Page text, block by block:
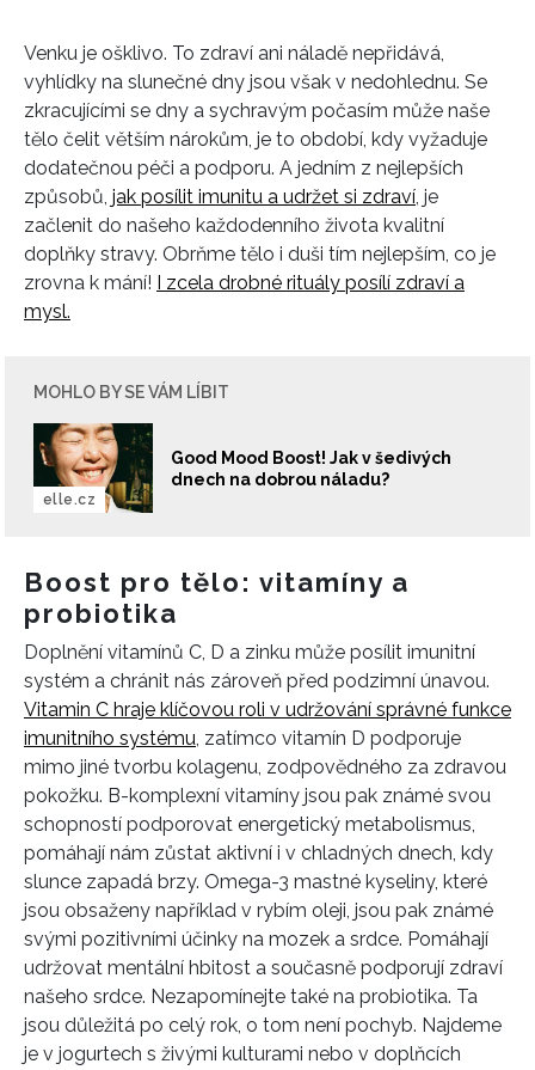
Venku je ošklivo. To zdraví ani náladě nepřidává,
vyhlídky na slunečné dny jsou však v nedohlednu. Se
zkracujícími se dny a sychravým počasím může naše
tělo čelit větším nárokům, je to období, kdy vyžaduje
dodatečnou péči a podporu. A jedním z nejlepších
způsobů, jak posílit imunitu a udržet si zdraví, je
začlenit do našeho každodenního života kvalitní
doplňky stravy. Obrňme tělo i duši tím nejlepším, co je
zrovna k mání! I zcela drobné rituály posílí zdraví a
mysl.
MOHLO BY SE VÁM LÍBIT
Good Mood Boost! Jak v šedivých
dnech na dobrou náladu?
elle.cz
Boost pro tělo: vitamíny a
probiotika
Doplnění vitamínů C, D a zinku může posílit imunitní
systém a chránit nás zároveň před podzimní únavou.
Vitamin C hraje klíčovou roli v udržování správné funkce
imunitního systému, zatímco vitamín D podporuje
mimo jiné tvorbu kolagenu, zodpovědného za zdravou
pokožku. B-komplexní vitamíny jsou pak známé svou
schopností podporovat energetický metabolismus,
pomáhají nám zůstat aktivní i v chladných dnech, kdy
slunce zapadá brzy. Omega-3 mastné kyseliny, které
jsou obsaženy například v rybím oleji, jsou pak známé
svými pozitivními účinky na mozek a srdce. Pomáhají
udržovat mentální hbitost a současně podporují zdraví
našeho srdce. Nezapomínejte také na probiotika. Ta
jsou důležitá po celý rok, o tom není pochyb. Najdeme
je v jogurtech s živými kulturami nebo v doplňcích